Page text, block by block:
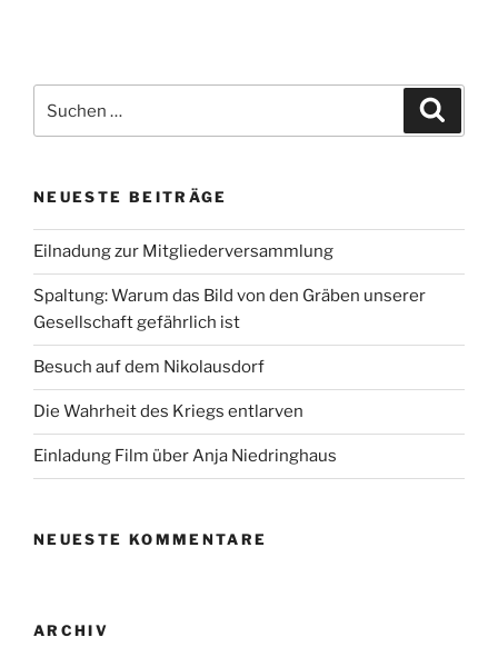
nach:
NEUESTE BEITRÄGE
Eilnadung zur Mitgliederversammlung
Spaltung: Warum das Bild von den Gräben unserer
Gesellschaft gefährlich ist
Besuch auf dem Nikolausdorf
Die Wahrheit des Kriegs entlarven
Einladung Film über Anja Niedringhaus
NEUESTE KOMMENTARE
ARCHIV